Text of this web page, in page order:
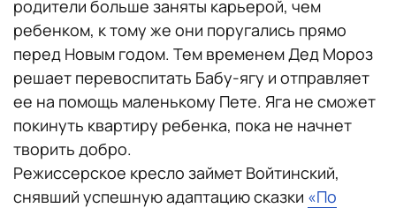
родители больше заняты карьерой, чем
ребенком, к тому же они поругались прямо
перед Новым годом. Тем временем Дед Мороз
решает перевоспитать Бабу-ягу и отправляет
ее на помощь маленькому Пете. Яга не сможет
покинуть квартиру ребенка, пока не начнет
творить добро.
Режиссерское кресло займет Войтинский,
снявший успешную адаптацию сказки «По